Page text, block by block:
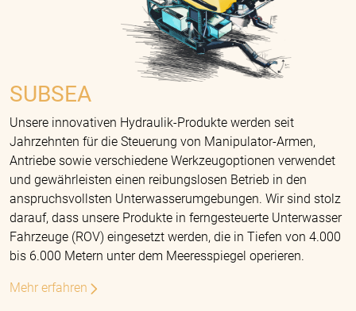
SUBSEA
Unsere innovativen Hydraulik-Produkte werden seit
Jahrzehnten für die Steuerung von Manipulator-Armen,
Antriebe sowie verschiedene Werkzeugoptionen verwendet
und gewährleisten einen reibungslosen Betrieb in den
anspruchsvollsten Unterwasserumgebungen. Wir sind stolz
darauf, dass unsere Produkte in ferngesteuerte Unterwasser
Fahrzeuge (ROV) eingesetzt werden, die in Tiefen von 4.000
bis 6.000 Metern unter dem Meeresspiegel operieren.
Mehr erfahren